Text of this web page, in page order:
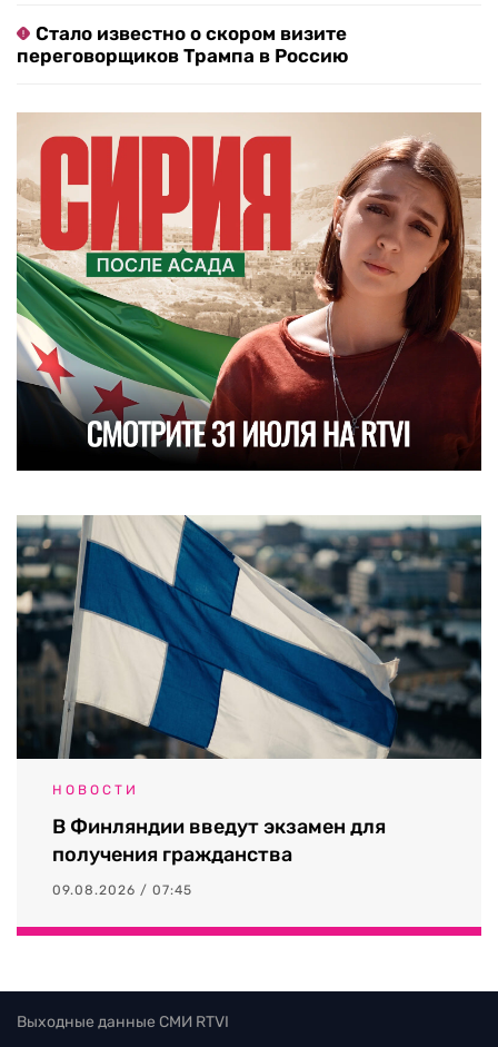
Стало известно о скором визите
переговорщиков Трампа в Россию
НОВОСТИ
В Финляндии введут экзамен для
получения гражданства
09.08.2026 / 07:45
Выходные данные СМИ RTVI